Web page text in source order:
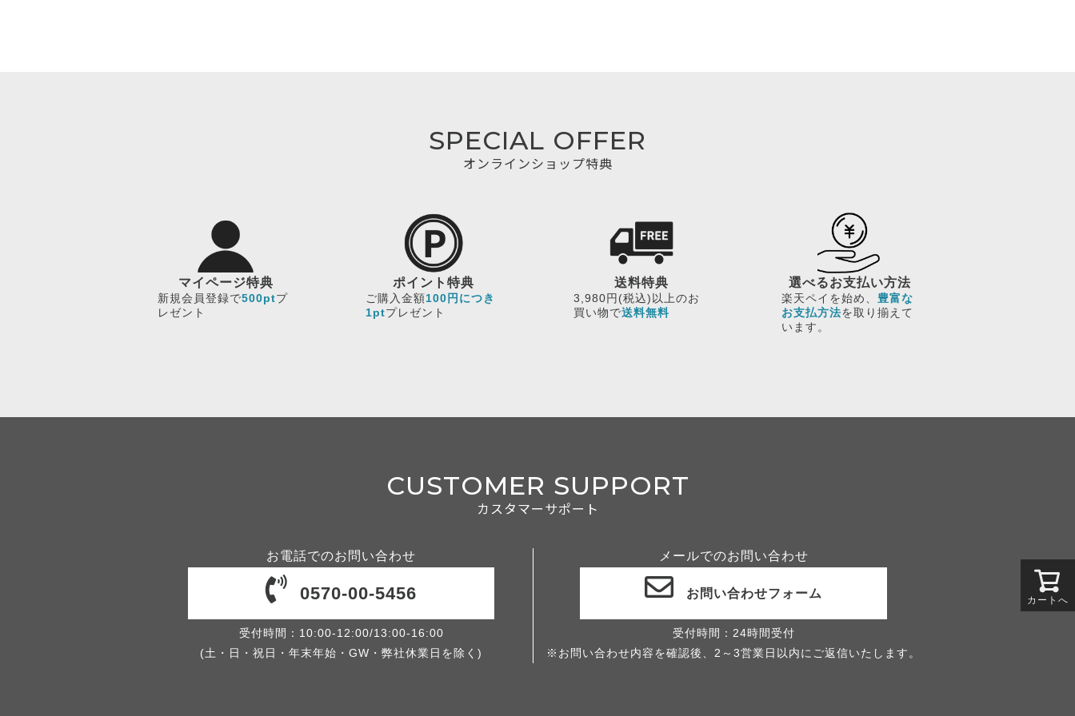
カートへ
SPECIAL OFFER
オンラインショップ特典
マイページ特典
新規会員登録で500ptプ
レゼント
ポイント特典
ご購入金額100円につき
1ptプレゼント
送料特典
3,980円(税込)以上のお
買い物で送料無料
選べるお支払い方法
楽天ペイを始め、 豊富な
お支払方法を取り揃えて
います。
CUSTOMER SUPPORT
カスタマーサポート
お電話でのお問い合わせ
0570-00-5456
受付時間：10:00-12:00/13:00-16:00
(土・日・祝日・年末年始・GW・弊社休業日を除く)
メールでのお問い合わせ
お問い合わせフォーム
受付時間：24時間受付
※お問い合わせ内容を確認後、2～3営業日以内にご返信いたします。